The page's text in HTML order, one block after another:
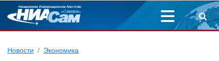
Новости Экономика